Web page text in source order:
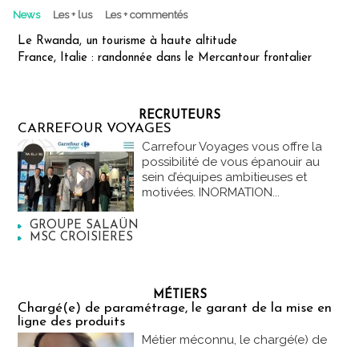
News Les + lus Les + commentés
Le Rwanda, un tourisme à haute altitude
France, Italie : randonnée dans le Mercantour frontalier
RECRUTEURS
CARREFOUR VOYAGES
Carrefour Voyages vous offre la
possibilité de vous épanouir au
sein d’équipes ambitieuses et
motivées. INORMATION...
GROUPE SALAÜN
MSC CROISIERES
MÉTIERS
Chargé(e) de paramétrage, le garant de la mise en
ligne des produits
Métier méconnu, le chargé(e) de